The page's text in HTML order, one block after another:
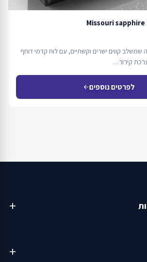
Missouri sapphire
שמשלב קווים ישרים וקשתיים, עם לוח קדמי דוחף
קירור…
לפרטים נוספיםarrow_back
add
add